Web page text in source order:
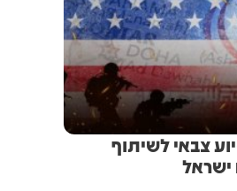
צבאי לשיתוף
ישראל